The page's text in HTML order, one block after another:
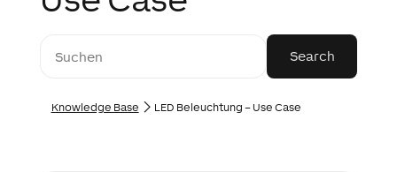
Knowledge Base LED Beleuchtung – Use Case